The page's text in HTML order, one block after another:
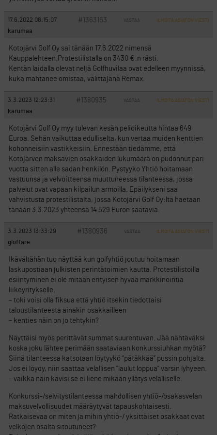
17.6.2022 08:15:07 #1363163 VASTAA ILMOITA ASIATON VIESTI
karumaa
Kotojärvi Golf Oy sai tänään 17.6.2022 nimensä
Kauppalehteen.Protestilistalla on 3430 €:n rästi.
Kentän laidalla olevat neljä Golfhuvilaa ovat edelleen myynnissä,
kuka mahtanee omistaa, välittäjänä Remax.
3.3.2023 12:23:31 #1380935 VASTAA ILMOITA ASIATON VIESTI
karumaa
Kotojärvi Golf Oy myy tulevan kesän pelioikeutta hintaa 649
Euroa. Sehän vaikuttaa edulliselta, kun vertaa muiden kenttien
kohonneisiin vastikkeisiin. Ennestään tiedämme, että
Kotojärven maksavien osakkaiden lukumäärä on pudonnut pari
vuotta sitten alle sadan henkilön. Pystyyko Yhtiö hoitamaan
vastuunsa ja velvoitteensa muuttuneessa tilanteessa, jossa
palvelut ovat vapaan kilpailun armoilla. Epäilykseni saa
vahvistusta protestilistalta, jossa Kotojärvi Golf Oy:ltä haetaan
tänään 3.3.2023 yhteensä 14 529 Euron saatavia.
3.3.2023 13:33:29 #1380936 VASTAA ILMOITA ASIATON VIESTI
gloffare
Ikävältähän tuo näyttää kun golfyhtiö joutuu hoitamaan
laskupostiaan julkisten perintätoimien kautta. Protestilistoilla
esiintyminen ei ole mitään erityisen hyvää markkinointia
liikeyritykselle.
– toki voisi olla fiksua että yhtiö itsekin tiedottaisi
taloustilanteesta ainakin osakkailleen
– kenties näin on jo tehtykin?
Näyttäisi myös perittävät summat suurentuvan. Jää nähtäväksi
koska joku lähtee perimään saataviaan konkurssiuhkan myötä?
Siinä tilanteessa katsotaan löytyykö ”pätäkkää” pussin pohjalta.
Jos ei löydy, niin saattaa velallisen ”laulut loppua” varsin lyhyeen.
– vaikka näin kävisi se ei liene mikään yllätys velalliselle.
Konkurssi-/selvitystilanteessa mahdollisen yhtiö-/osakasvelan
maksuvelvollisuudet määräytyvät tapauskohtaisesti.
Ratkaisevaa on miten ja mihin yhtiö-/ yksittäiset osakkaat ovat
velkojen osalta sitoutuneet?